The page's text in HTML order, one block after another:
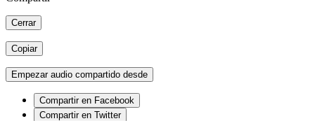
Cerrar
Copiar
Empezar audio compartido desde
Compartir en Facebook
Compartir en Twitter